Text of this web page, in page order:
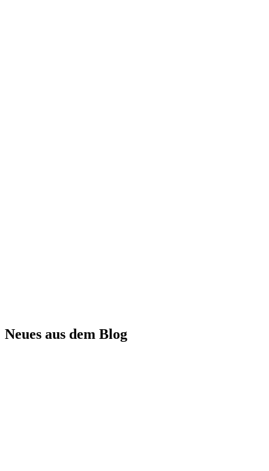
Neues aus dem Blog